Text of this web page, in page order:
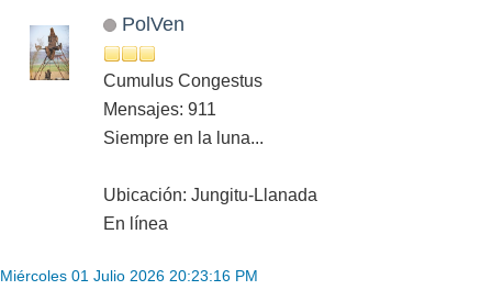
PolVen
Cumulus Congestus
Mensajes: 911
Siempre en la luna...
Ubicación: Jungitu-Llanada
En línea
Miércoles 01 Julio 2026 20:23:16 PM